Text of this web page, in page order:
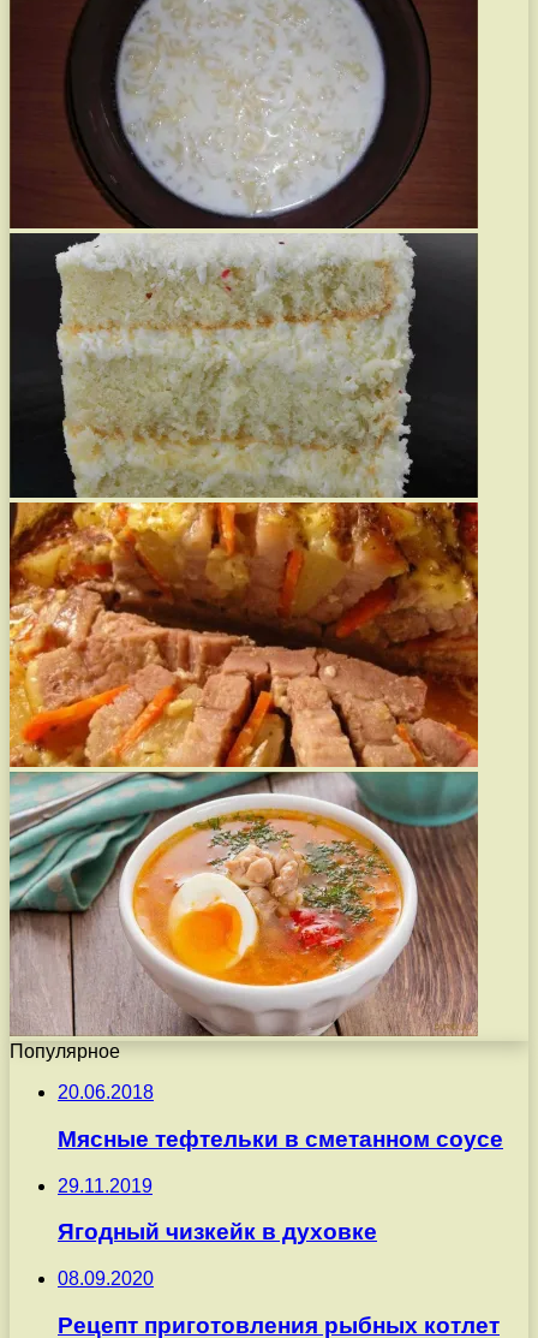
Популярное
20.06.2018
Мясные тефтельки в сметанном соусе
29.11.2019
Ягодный чизкейк в духовке
08.09.2020
Рецепт приготовления рыбных котлет